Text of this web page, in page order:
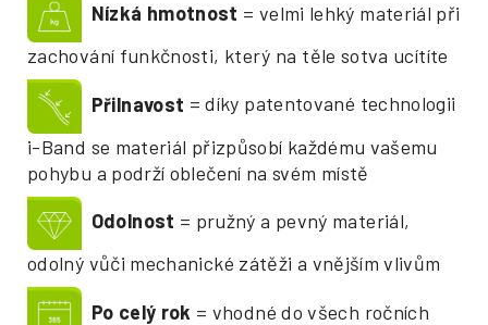
Nízká hmotnost = velmi lehký materiál při
zachování funkčnosti, který na těle sotva ucítíte
Přilnavost = díky patentované technologii
i-Band se materiál přizpůsobí každému vašemu
pohybu a podrží oblečení na svém místě
Odolnost = pružný a pevný materiál,
odolný vůči mechanické zátěži a vnějším vlivům
Po celý rok = vhodné do všech ročních